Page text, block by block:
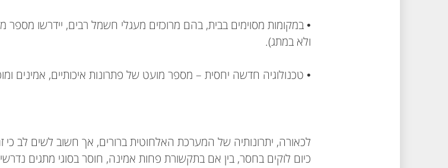
• במקומות מסוימים בבית, בהם מרוכזים מעגלי חשמל רבים, יידרשו מספר
ולא במתג).
• טכנולוגיה חדשה יחסית – מספר מועט של פתרונות איכותיים, אמינים
לכאורה, יתרונותיה של המערכת האלחוטית ברורים, אך חשוב לשים לב
כיום לוקים בחסר, בין אם בתקשורת פחות אמינה, חוסר בסוגי מתגים